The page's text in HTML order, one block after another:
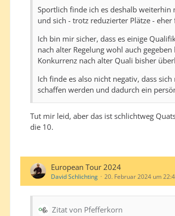
Sportlich finde ich es deshalb
und sich - trotz reduzierter Plätze -
Ich bin mir sicher, dass es einige
nach alter Regelung wohl auch
Konkurrenz nach alter Quali bisher
Ich finde es also nicht negativ, dass
schaffen werden und dadurch ein
Tut mir leid, aber das ist schlichtweg
die 10.
European Tour 2024
David Schlichting 20. Februar 2024 um
Zitat von Pfefferkorn